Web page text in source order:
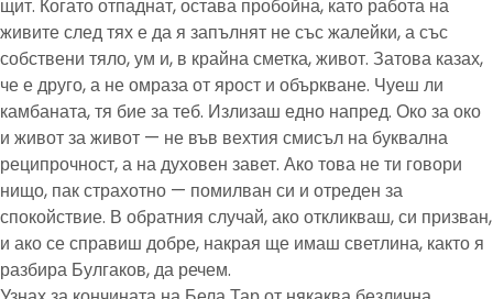
щит. Когато отпаднат, остава пробойна, като работа на
живите след тях е да я запълнят не със жалейки, а със
собствени тяло, ум и, в крайна сметка, живот. Затова казах,
че е друго, а не омраза от ярост и объркване. Чуеш ли
камбаната, тя бие за теб. Излизаш едно напред. Око за око
и живот за живот — не във вехтия смисъл на буквална
реципрочност, а на духовен завет. Ако това не ти говори
нищо, пак страхотно — помилван си и отреден за
спокойствие. В обратния случай, ако откликваш, си призван,
и ако се справиш добре, накрая ще имаш светлина, както я
разбира Булгаков, да речем.